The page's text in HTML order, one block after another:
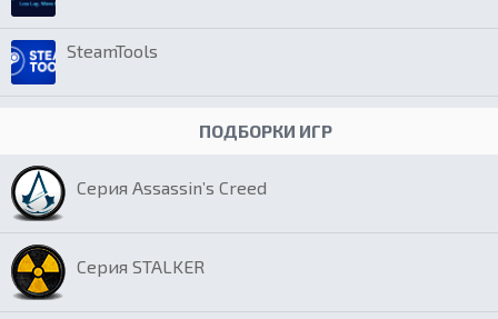
SteamTools
ПОДБОРКИ ИГР
Серия Assassin’s Creed
Серия STALKER